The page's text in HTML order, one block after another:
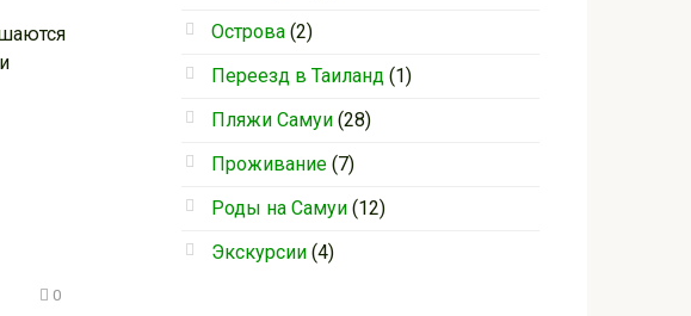
0
Острова (2)
Переезд в Таиланд (1)
Пляжи Самуи (28)
Проживание (7)
Роды на Самуи (12)
Экскурсии (4)